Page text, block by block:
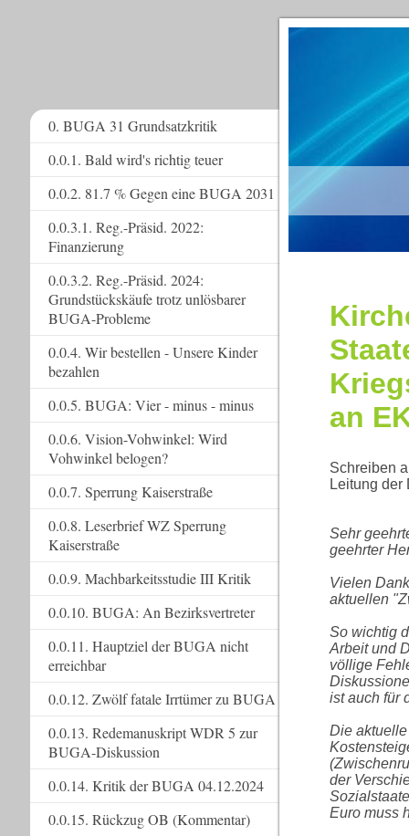
an
Schreiben
Leitung der
Sehr
geehrter
Vielen
aktuellen
So wichtig
Arbeit und
völlige
ist auch für
Die
der
Euro muss
0. BUGA 31 Grundsatzkritik
0.0.1. Bald wird's richtig teuer
0.0.2. 81.7 % Gegen eine BUGA 2031
0.0.3.1. Reg.-Präsid. 2022:
Finanzierung
0.0.3.2. Reg.-Präsid. 2024:
Grundstückskäufe trotz unlösbarer
BUGA-Probleme
0.0.4. Wir bestellen - Unsere Kinder
bezahlen
0.0.5. BUGA: Vier - minus - minus
0.0.6. Vision-Vohwinkel: Wird
Vohwinkel belogen?
0.0.7. Sperrung Kaiserstraße
0.0.8. Leserbrief WZ Sperrung
Kaiserstraße
0.0.9. Machbarkeitsstudie III Kritik
0.0.10. BUGA: An Bezirksvertreter
0.0.11. Hauptziel der BUGA nicht
erreichbar
0.0.12. Zwölf fatale Irrtümer zu BUGA
0.0.13. Redemanuskript WDR 5 zur
BUGA-Diskussion
0.0.14. Kritik der BUGA 04.12.2024
0.0.15. Rückzug OB (Kommentar)